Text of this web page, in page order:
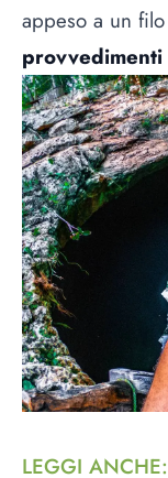
appeso a un
provvedimenti
LEGGI ANCHE: